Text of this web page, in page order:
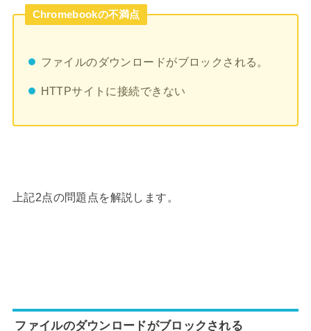
Chromebookの不満点
ファイルのダウンロードがブロックされる。
HTTPサイトに接続できない
上記2点の問題点を解説します。
ファイルのダウンロードがブロックされる